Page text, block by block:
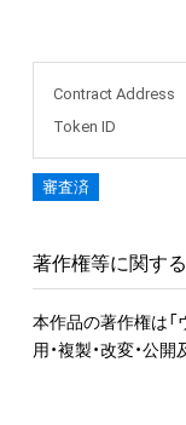
Contract Address
Token ID
審査済
著作権等に関す
本作品の著作権は「
用・複製・改変・公